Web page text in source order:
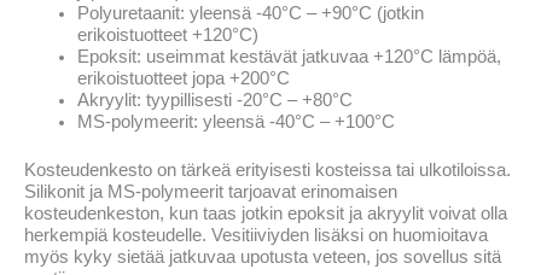
Polyuretaanit: yleensä -40°C – +90°C (jotkin
erikoistuotteet +120°C)
Epoksit: useimmat kestävät jatkuvaa +120°C lämpöä,
erikoistuotteet jopa +200°C
Akryylit: tyypillisesti -20°C – +80°C
MS-polymeerit: yleensä -40°C – +100°C
Kosteudenkesto on tärkeä erityisesti kosteissa tai ulkotiloissa.
Silikonit ja MS-polymeerit tarjoavat erinomaisen
kosteudenkeston, kun taas jotkin epoksit ja akryylit voivat olla
herkempiä kosteudelle. Vesitiiviyden lisäksi on huomioitava
myös kyky sietää jatkuvaa upotusta veteen, jos sovellus sitä